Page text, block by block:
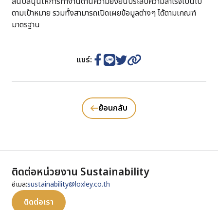
ตามเป้าหมาย รวมทั้งสามารถเปิดเผยข้อมูลต่างๆ ได้ตามเกณฑ์
มาตรฐาน
แชร์:
ย้อนกลับ
ติดต่อหน่วยงาน Sustainability
อีเมล:sustainability@loxley.co.th
ติดต่อเรา